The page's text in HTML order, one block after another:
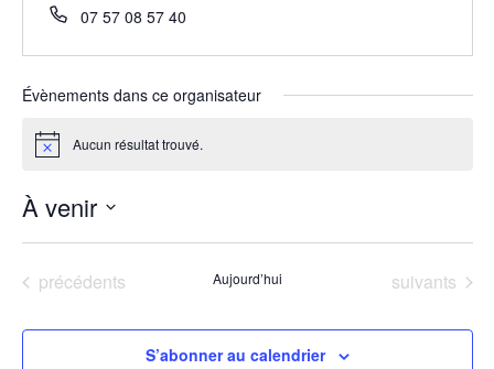
Téléphone
07 57 08 57 40
Évènements dans ce organisateur
Notice Aucun résultat trouvé.
À venir
une
Évènements
précédents Aujourd’hui Évènements
suivants
S’abonner au calendrier